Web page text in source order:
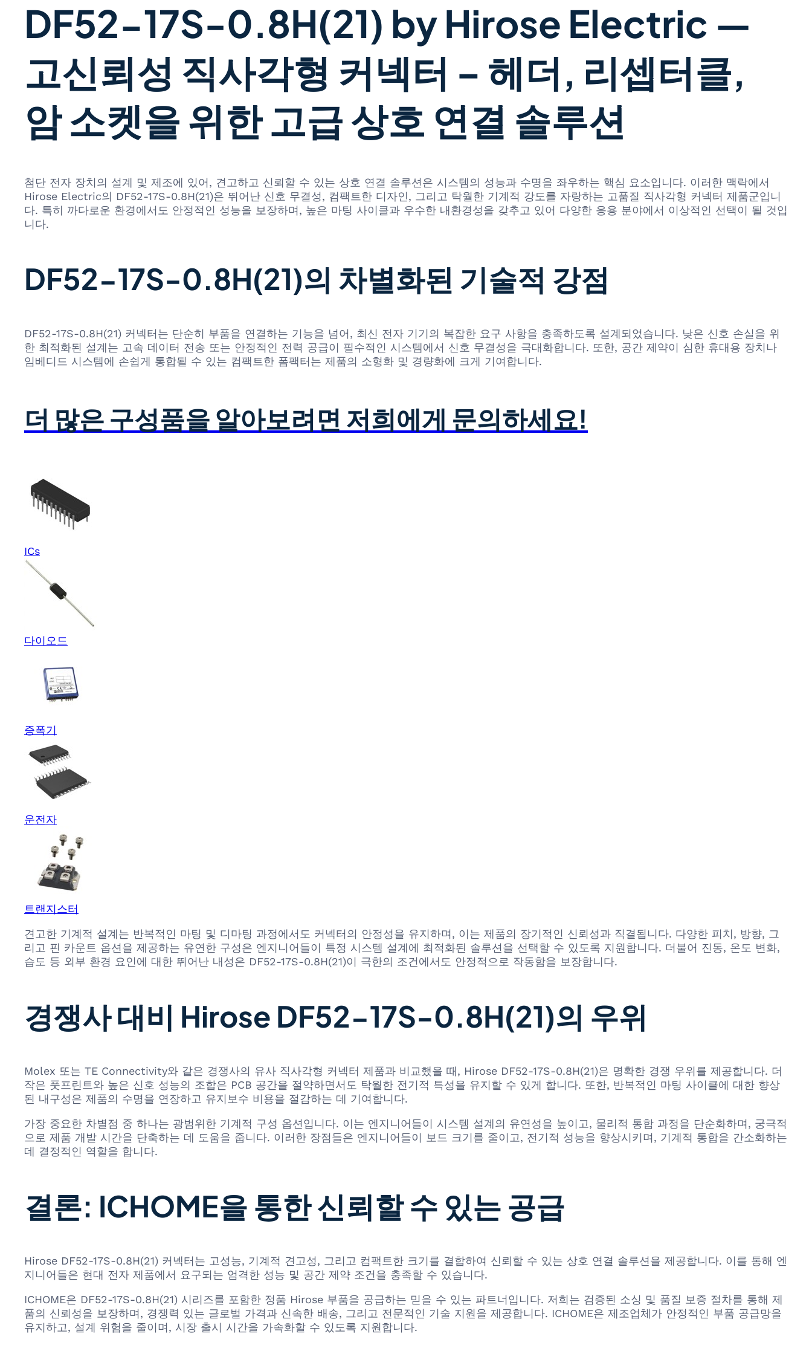
DF52-17S-0.8H(21) by Hirose Electric —
고신뢰성 직사각형 커넥터 – 헤더, 리셉터클,
암 소켓을 위한 고급 상호 연결 솔루션
첨단 전자 장치의 설계 및 제조에 있어, 견고하고 신뢰할 수 있는 상호 연결 솔루션은 시스템의 성능과 수명을 좌우하는 핵심 요소입니다. 이러한 맥락에서
Hirose Electric의 DF52-17S-0.8H(21)은 뛰어난 신호 무결성, 컴팩트한 디자인, 그리고 탁월한 기계적 강도를 자랑하는 고품질 직사각형 커넥터 제품군입니
다. 특히 까다로운 환경에서도 안정적인 성능을 보장하며, 높은 마팅 사이클과 우수한 내환경성을 갖추고 있어 다양한 응용 분야에서 이상적인 선택이 될 것입
니다.
DF52-17S-0.8H(21)의 차별화된 기술적 강점
DF52-17S-0.8H(21) 커넥터는 단순히 부품을 연결하는 기능을 넘어, 최신 전자 기기의 복잡한 요구 사항을 충족하도록 설계되었습니다. 낮은 신호 손실을 위
한 최적화된 설계는 고속 데이터 전송 또는 안정적인 전력 공급이 필수적인 시스템에서 신호 무결성을 극대화합니다. 또한, 공간 제약이 심한 휴대용 장치나
임베디드 시스템에 손쉽게 통합될 수 있는 컴팩트한 폼팩터는 제품의 소형화 및 경량화에 크게 기여합니다.
더 많은 구성품을 알아보려면 저희에게 문의하세요!
ICs
다이오드
증폭기
운전자
트랜지스터
견고한 기계적 설계는 반복적인 마팅 및 디마팅 과정에서도 커넥터의 안정성을 유지하며, 이는 제품의 장기적인 신뢰성과 직결됩니다. 다양한 피치, 방향, 그
리고 핀 카운트 옵션을 제공하는 유연한 구성은 엔지니어들이 특정 시스템 설계에 최적화된 솔루션을 선택할 수 있도록 지원합니다. 더불어 진동, 온도 변화,
습도 등 외부 환경 요인에 대한 뛰어난 내성은 DF52-17S-0.8H(21)이 극한의 조건에서도 안정적으로 작동함을 보장합니다.
경쟁사 대비 Hirose DF52-17S-0.8H(21)의 우위
Molex 또는 TE Connectivity와 같은 경쟁사의 유사 직사각형 커넥터 제품과 비교했을 때, Hirose DF52-17S-0.8H(21)은 명확한 경쟁 우위를 제공합니다. 더
작은 풋프린트와 높은 신호 성능의 조합은 PCB 공간을 절약하면서도 탁월한 전기적 특성을 유지할 수 있게 합니다. 또한, 반복적인 마팅 사이클에 대한 향상
된 내구성은 제품의 수명을 연장하고 유지보수 비용을 절감하는 데 기여합니다.
가장 중요한 차별점 중 하나는 광범위한 기계적 구성 옵션입니다. 이는 엔지니어들이 시스템 설계의 유연성을 높이고, 물리적 통합 과정을 단순화하며, 궁극적
으로 제품 개발 시간을 단축하는 데 도움을 줍니다. 이러한 장점들은 엔지니어들이 보드 크기를 줄이고, 전기적 성능을 향상시키며, 기계적 통합을 간소화하는
데 결정적인 역할을 합니다.
결론: ICHOME을 통한 신뢰할 수 있는 공급
Hirose DF52-17S-0.8H(21) 커넥터는 고성능, 기계적 견고성, 그리고 컴팩트한 크기를 결합하여 신뢰할 수 있는 상호 연결 솔루션을 제공합니다. 이를 통해 엔
지니어들은 현대 전자 제품에서 요구되는 엄격한 성능 및 공간 제약 조건을 충족할 수 있습니다.
ICHOME은 DF52-17S-0.8H(21) 시리즈를 포함한 정품 Hirose 부품을 공급하는 믿을 수 있는 파트너입니다. 저희는 검증된 소싱 및 품질 보증 절차를 통해 제
품의 신뢰성을 보장하며, 경쟁력 있는 글로벌 가격과 신속한 배송, 그리고 전문적인 기술 지원을 제공합니다. ICHOME은 제조업체가 안정적인 부품 공급망을
유지하고, 설계 위험을 줄이며, 시장 출시 시간을 가속화할 수 있도록 지원합니다.